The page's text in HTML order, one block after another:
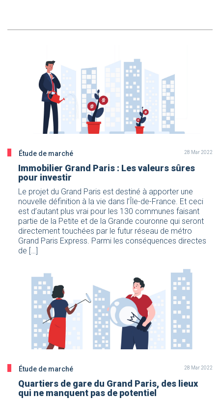
Étude de marché 28 Mar 2022
Immobilier Grand Paris : Les valeurs sûres
pour investir
Le projet du Grand Paris est destiné à apporter une
nouvelle définition à la vie dans l’Île-de-France. Et ceci
est d’autant plus vrai pour les 130 communes faisant
partie de la Petite et de la Grande couronne qui seront
directement touchées par le futur réseau de métro
Grand Paris Express. Parmi les conséquences directes
de […]
Étude de marché 28 Mar 2022
Quartiers de gare du Grand Paris, des lieux
qui ne manquent pas de potentiel